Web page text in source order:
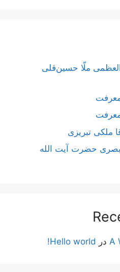
ملّا حسین‌قلی
ملکی تبریزی
حضرت آیت الله
A در Hello world!